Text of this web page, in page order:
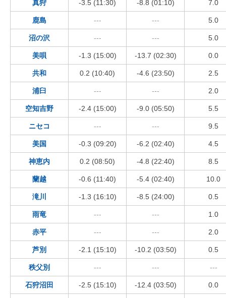
真狩 -3.5 (11:30) -8.8 (01:10) 7.0
鹿島 --- --- 5.0
沼の沢 --- --- 5.0
美唄 -1.3 (15:00) -13.7 (02:30) 0.0
共和 0.2 (10:40) -4.6 (23:50) 2.5
浦臼 --- --- 2.0
空知吉野 -2.4 (15:00) -9.0 (05:50) 5.5
ニセコ --- --- 9.5
美国 -0.3 (09:20) -6.2 (02:40) 4.5
神恵内 0.2 (08:50) -4.8 (22:40) 8.5
蘭越 -0.6 (11:40) -5.4 (02:40) 10.0
滝川 -1.3 (16:10) -8.5 (24:00) 0.5
雨竜 --- --- 1.0
赤平 --- --- 2.0
芦別 -2.1 (15:10) -10.2 (03:50) 0.5
秩父別 --- --- ---
石狩沼田 -2.5 (15:10) -12.4 (03:50) 0.0